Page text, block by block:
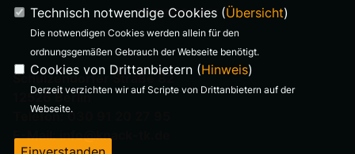
DATENSCHUTZ
Schulzendorfer Straße 82
12526 Berlin
Telefon: 030 91 20 27 95
E-Mail: info@knack-tk.de
Technisch notwendige Cookies (Übersicht)
Die notwendigen Cookies werden allein für den
ordnungsgemäßen Gebrauch der Webseite benötigt.
Cookies von Drittanbietern (Hinweis)
Derzeit verzichten wir auf Scripte von Drittanbietern auf der
Webseite.